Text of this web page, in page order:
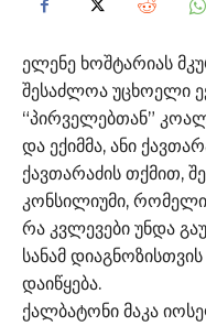
ელენე ხოშტარიას
შესაძლოა უცხოელი
“პირველებთან”
და ექიმმა, ანი
ქავთარაძის თქმით,
კონსილიუმი,
რა კვლევები უნდა
სანამ
დაიწყება.
ქალბატონი მაკა